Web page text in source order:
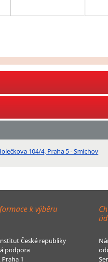
104/4, Praha 5 - Smíchov
k výběru
České republiky
podpora
1